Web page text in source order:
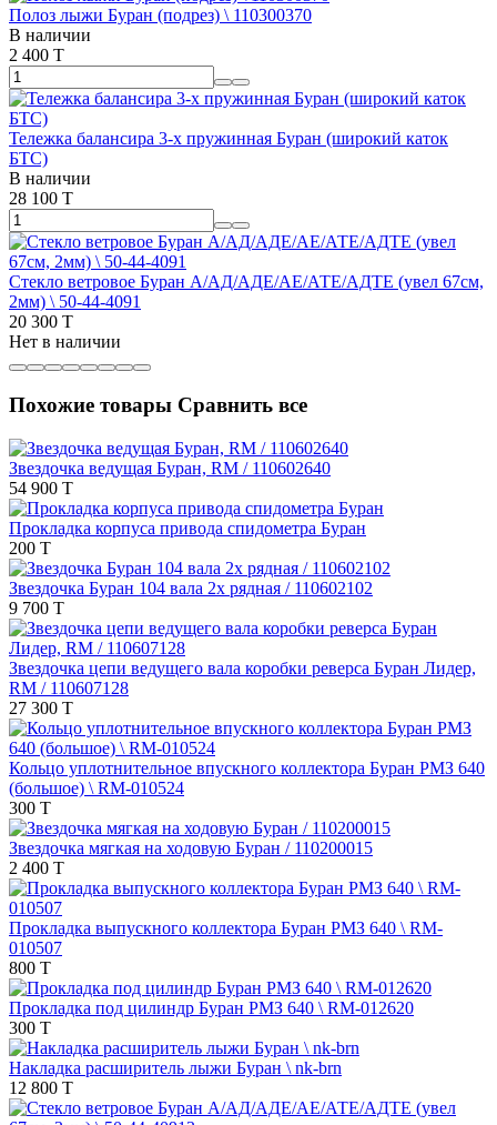
Полоз лыжи Буран (подрез) \ 110300370
В наличии
2 400 T
Тележка балансира 3-х пружинная Буран (широкий каток
БТС)
В наличии
28 100 T
Стекло ветровое Буран А/АД/АДЕ/АЕ/АТЕ/АДТЕ (увел 67см,
2мм) \ 50-44-4091
20 300 T
Нет в наличии
Похожие товары Сравнить все
Звездочка ведущая Буран, RM / 110602640
54 900 T
Прокладка корпуса привода спидометра Буран
200 T
Звездочка Буран 104 вала 2х рядная / 110602102
9 700 T
Звездочка цепи ведущего вала коробки реверса Буран Лидер,
RM / 110607128
27 300 T
Кольцо уплотнительное впускного коллектора Буран РМЗ 640
(большое) \ RM-010524
300 T
Звездочка мягкая на ходовую Буран / 110200015
2 400 T
Прокладка выпускного коллектора Буран РМЗ 640 \ RM-
010507
800 T
Прокладка под цилиндр Буран РМЗ 640 \ RM-012620
300 T
Накладка расширитель лыжи Буран \ nk-brn
12 800 T